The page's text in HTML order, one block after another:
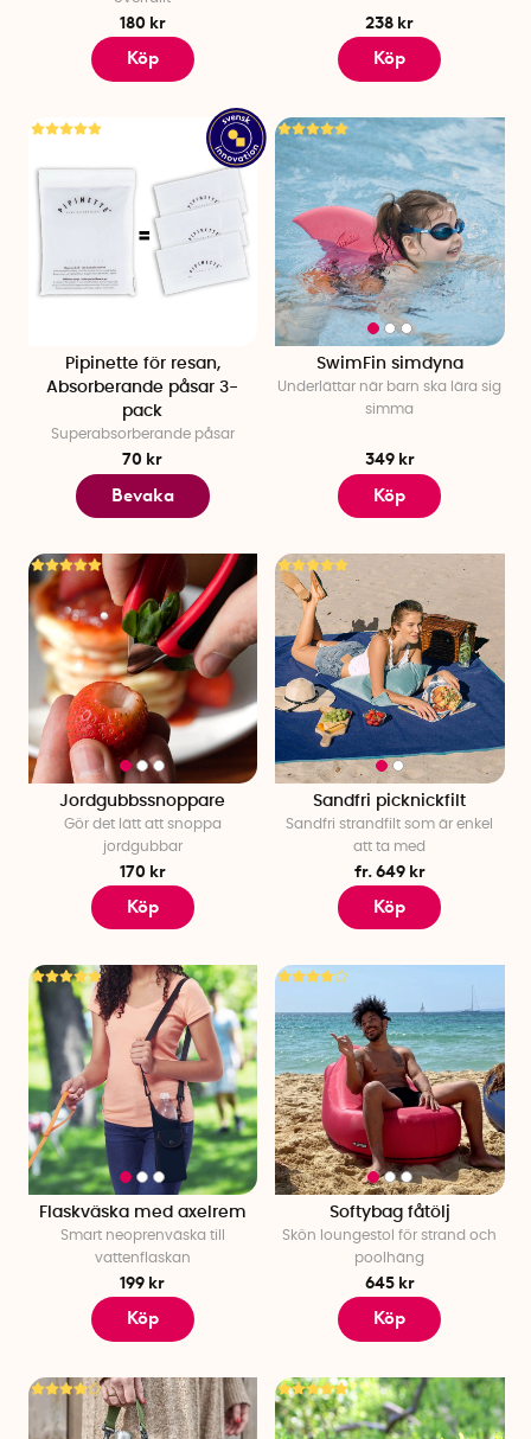
180 kr
Köp
238 kr
Köp
Pipinette för resan,
Absorberande påsar 3-
pack
Superabsorberande påsar
70 kr
Bevaka
SwimFin simdyna
Underlättar när barn ska lära sig
simma
349 kr
Köp
Jordgubbssnoppare
Gör det lätt att snoppa
jordgubbar
170 kr
Köp
Sandfri picknickfilt
Sandfri strandfilt som är enkel
att ta med
fr. 649 kr
Köp
Flaskväska med axelrem
Smart neoprenväska till
vattenflaskan
199 kr
Köp
Softybag fåtölj
Skön loungestol för strand och
poolhäng
645 kr
Köp